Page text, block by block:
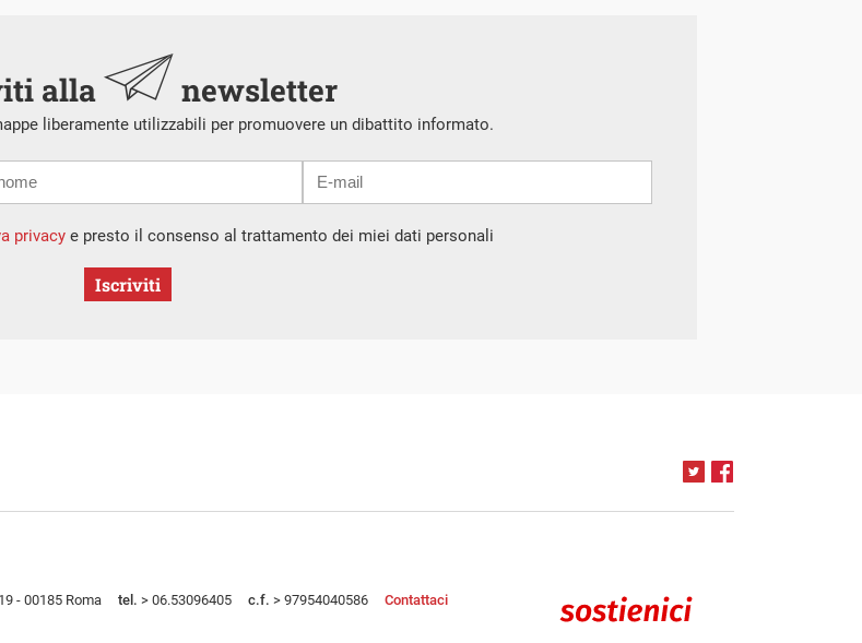
alla newsletter
liberamente utilizzabili per promuovere un dibattito informato.
privacye presto il consenso al trattamento dei miei dati personali
Iscriviti
- 00185 Roma tel. > 06.53096405 c.f. > 97954040586 Contattaci